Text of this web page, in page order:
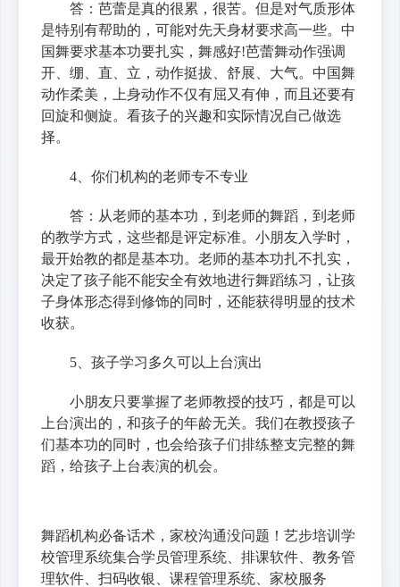
答：芭蕾是真的很累，很苦。但是对气质形体
是特别有帮助的，可能对先天身材要求高一些。中
国舞要求基本功要扎实，舞感好!芭蕾舞动作强调
开、绷、直、立，动作挺拔、舒展、大气。中国舞
动作柔美，上身动作不仅有屈又有伸，而且还要有
回旋和侧旋。看孩子的兴趣和实际情况自己做选
择。
4、你们机构的老师专不专业
答：从老师的基本功，到老师的舞蹈，到老师
的教学方式，这些都是评定标准。小朋友入学时，
最开始教的都是基本功。老师的基本功扎不扎实，
决定了孩子能不能安全有效地进行舞蹈练习，让孩
子身体形态得到修饰的同时，还能获得明显的技术
收获。
5、孩子学习多久可以上台演出
小朋友只要掌握了老师教授的技巧，都是可以
上台演出的，和孩子的年龄无关。我们在教授孩子
们基本功的同时，也会给孩子们排练整支完整的舞
蹈，给孩子上台表演的机会。
舞蹈机构必备话术，家校沟通没问题！艺步培训学
校管理系统集合学员管理系统、排课软件、教务管
理软件、扫码收银、课程管理系统、家校服务